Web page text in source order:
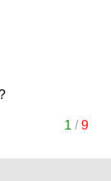
1 /9